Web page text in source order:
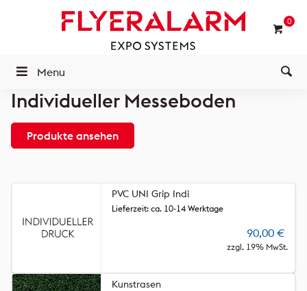
0
Menu
Individueller Messeboden
Produkte ansehen
PVC UNI Grip Indi
90,00 €
zzgl. 19% MwSt.
Lieferzeit: ca. 10-14 Werktage
Kunstrasen